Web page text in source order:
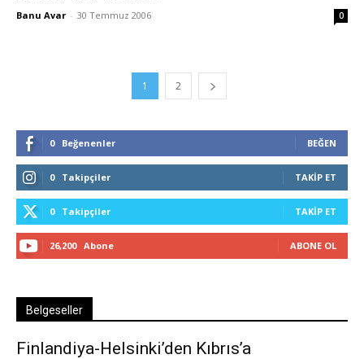
Banu Avar - 30 Temmuz 2006 0
1 2
0 Beğenenler BEĞEN
0 Takipçiler TAKIP ET
0 Takipçiler TAKIP ET
26,200 Abone ABONE OL
Belgeseller
Finlandiya-Helsinki’den Kıbrıs’a